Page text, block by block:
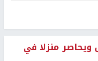
ويحاصر منزلا في